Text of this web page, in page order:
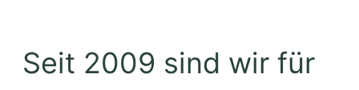
Seit 2009 sind wir für